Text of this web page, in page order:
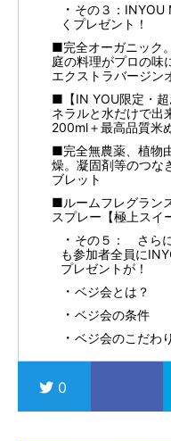
その３：INYOU
くプレゼント！
■完全オーガニック
庭の料理がプロの味
エクストラバージン
■【IN YOU限定・超
ネラルと水だけで出
200ml＋最高品質米
■完全無農薬、植物
燥。凝固剤等のつな
ブレット
■ルームフレグラン
スプレー【極上スイ
その５： さら
も参加者全員に
プレゼントが！
ベジ会とは？
ベジ会の条件
ベジ会のこだわり
0